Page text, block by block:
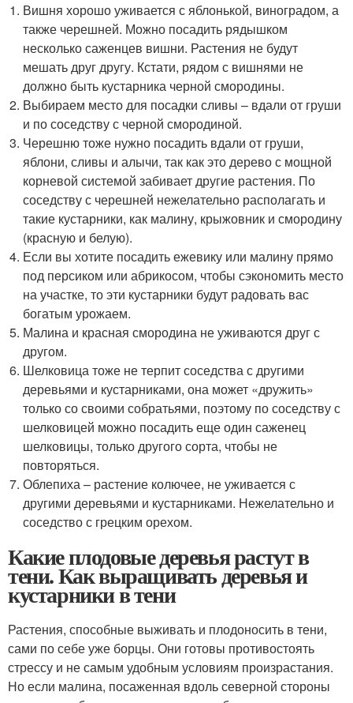
Вишня хорошо уживается с яблонькой, виноградом, а
также черешней. Можно посадить рядышком
несколько саженцев вишни. Растения не будут
мешать друг другу. Кстати, рядом с вишнями не
должно быть кустарника черной смородины.
Выбираем место для посадки сливы – вдали от груши
и по соседству с черной смородиной.
Черешню тоже нужно посадить вдали от груши,
яблони, сливы и алычи, так как это дерево с мощной
корневой системой забивает другие растения. По
соседству с черешней нежелательно располагать и
такие кустарники, как малину, крыжовник и смородину
(красную и белую).
Если вы хотите посадить ежевику или малину прямо
под персиком или абрикосом, чтобы сэкономить место
на участке, то эти кустарники будут радовать вас
богатым урожаем.
Малина и красная смородина не уживаются друг с
другом.
Шелковица тоже не терпит соседства с другими
деревьями и кустарниками, она может «дружить»
только со своими собратьями, поэтому по соседству с
шелковицей можно посадить еще один саженец
шелковицы, только другого сорта, чтобы не
повторяться.
Облепиха – растение колючее, не уживается с
другими деревьями и кустарниками. Нежелательно и
соседство с грецким орехом.
Какие плодовые деревья растут в
тени. Как выращивать деревья и
кустарники в тени
Растения, способные выживать и плодоносить в тени,
сами по себе уже борцы. Они готовы противостоять
стрессу и не самым удобным условиям произрастания.
Но если малина, посаженная вдоль северной стороны